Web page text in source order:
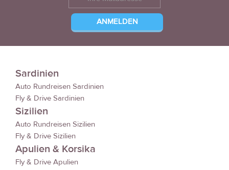
Sardinien
Auto Rundreisen Sardinien
Fly & Drive Sardinien
Sizilien
Auto Rundreisen Sizilien
Fly & Drive Sizilien
Apulien & Korsika
Fly & Drive Apulien